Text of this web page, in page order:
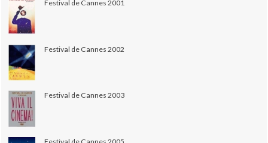
Festival de Cannes 2001
Festival de Cannes 2002
Festival de Cannes 2003